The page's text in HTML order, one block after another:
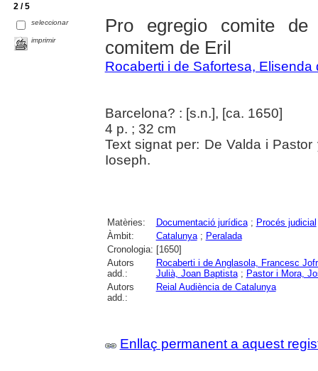
2 / 5
seleccionar
imprimir
Pro egregio comite de
comitem de Eril
Rocaberti i de Safortesa, Elisenda
Barcelona? : [s.n.], [ca. 1650]
4 p. ; 32 cm
Text signat per: De Valda i
Ioseph.
Matèries: Documentació jurídica; Procés judicial
Àmbit:
Catalunya; Peralada
Cronologia: [1650]
Autors
add.:
Rocaberti i de Anglasola, Francesc
Julià, Joan Baptista; Pastor i Mora,
Autors
add.:
Reial Audiència de Catalunya
Enllaç permanent a aquest